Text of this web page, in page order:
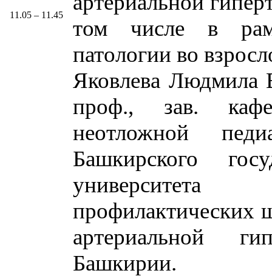
11.05 – 11.45
том числе в
патологии во
Яковлева Людмила
проф., зав.
неотложной
Башкирского
профилактических
артериальной
Башкирии.